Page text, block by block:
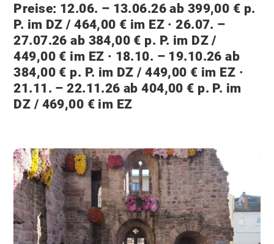
Preise: 12.06. – 13.06.26 ab 399,00 € p.
P. im DZ / 464,00 € im EZ · 26.07. –
27.07.26 ab 384,00 € p. P. im DZ /
449,00 € im EZ · 18.10. – 19.10.26 ab
384,00 € p. P. im DZ / 449,00 € im EZ ·
21.11. – 22.11.26 ab 404,00 € p. P. im
DZ / 469,00 € im EZ